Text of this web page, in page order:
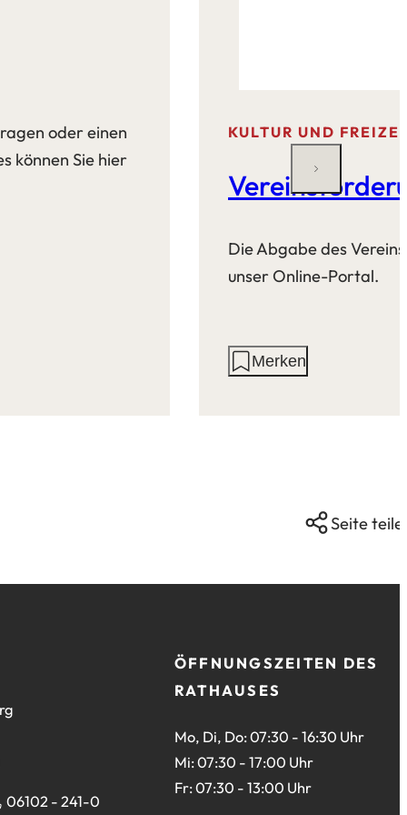
oder einen
können Sie hier
KULTUR UND
Die Abgabe des
unser Online-Portal.
AktionenMerken
Seite
06102 - 241-0
ÖFFNUNGSZEITEN DES
RATHAUSES
Mo, Di, Do: 07:30 - 16:30 Uhr
Mi: 07:30 - 17:00 Uhr
Fr: 07:30 - 13:00 Uhr